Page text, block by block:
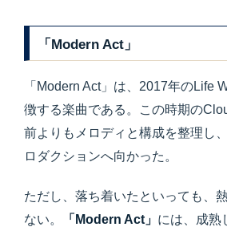
「Modern Act」
「Modern Act」は、2017年のLife
徴する楽曲である。この時期の
前よりもメロディと構成を整理し
ロダクションへ向かった。
ただし、落ち着いたといっても、
ない。
「Modern Act」 には、成熟